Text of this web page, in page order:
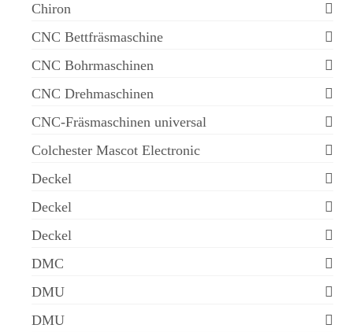
Chiron
CNC Bettfräsmaschine
CNC Bohrmaschinen
CNC Drehmaschinen
CNC-Fräsmaschinen universal
Colchester Mascot Electronic
Deckel
Deckel
Deckel
DMC
DMU
DMU